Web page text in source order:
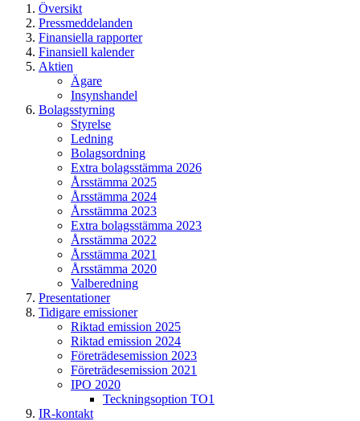
Översikt
Pressmeddelanden
Finansiella rapporter
Finansiell kalender
Aktien
Ägare
Insynshandel
Bolagsstyrning
Styrelse
Ledning
Bolagsordning
Extra bolagsstämma 2026
Årsstämma 2025
Årsstämma 2024
Årsstämma 2023
Extra bolagsstämma 2023
Årsstämma 2022
Årsstämma 2021
Årsstämma 2020
Valberedning
Presentationer
Tidigare emissioner
Riktad emission 2025
Riktad emission 2024
Företrädesemission 2023
Företrädesemission 2021
IPO 2020
Teckningsoption TO1
IR-kontakt